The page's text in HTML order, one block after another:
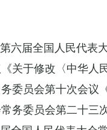
第六届全国人民代
关于修改〈中华人
委员会第十次会
务委员会第二十三